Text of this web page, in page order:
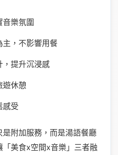
音樂氛圍
，不影響用餐
，提升沉浸感
遊休憩
感受
附加服務，而是湯語餐廳
美食x空間x音樂」三者融